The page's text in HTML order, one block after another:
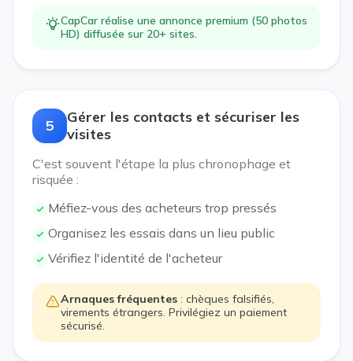
CapCar réalise une annonce premium (50 photos
HD) diffusée sur 20+ sites.
5
Gérer les contacts et sécuriser les
visites
C'est souvent l'étape la plus chronophage et
risquée :
Méfiez-vous des acheteurs trop pressés
Organisez les essais dans un lieu public
Vérifiez l'identité de l'acheteur
Arnaques fréquentes : chèques falsifiés,
virements étrangers. Privilégiez un paiement
sécurisé.